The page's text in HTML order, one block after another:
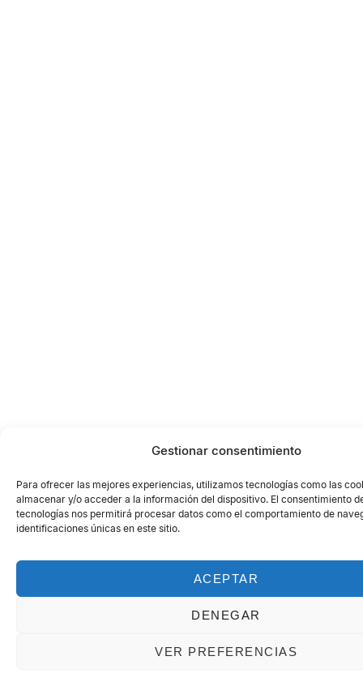
Gestionar consentimiento
Para ofrecer las mejores experiencias, utilizamos tecnologías como las
almacenar y/o acceder a la información del dispositivo. El consentimiento
tecnologías nos permitirá procesar datos como el comportamiento de
identificaciones únicas en este sitio.
ACEPTAR
DENEGAR
VER PREFERENCIAS